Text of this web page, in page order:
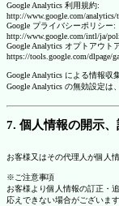
Google Analytics 利用規約:
http://www.google.com/
Google プライバシーポリシー:
http://www.google.com/intl/ja/
Google Analytics オプトアウト
https://tools.google.com/dlpage/
Google Analytics による情報
Google Analytics の無効設定
7. 個人情報の開示
お客様又はその代理人が個人
※ご注意事項
お客様より個人情報の訂正・
応えできない場合がございます